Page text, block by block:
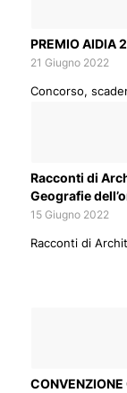
PREMIO AIDIA
21 Giugno 2022
Concorso,
Racconti di
Geografie
15 Giugno 2022
Racconti di
CONVENZIONE